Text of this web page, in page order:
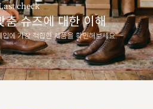
check
춤 슈즈에 대한 이해
에 가장 적합한 제품을 확인해보세요.